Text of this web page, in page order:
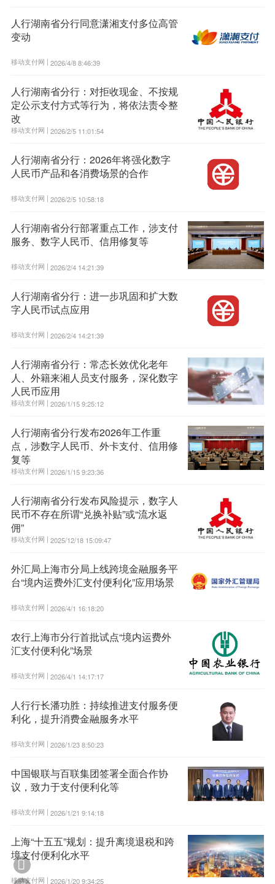
人行湖南省分行同意潇湘支付多位高管
变动
移动支付网 | 2026/4/8 8:46:39
人行湖南省分行：对拒收现金、不按规
定公示支付方式等行为，将依法责令整
改
移动支付网 | 2026/2/5 11:01:54
人行湖南省分行：2026年将强化数字
人民币产品和各消费场景的合作
移动支付网 | 2026/2/5 10:58:18
人行湖南省分行部署重点工作，涉支付
服务、数字人民币、信用修复等
移动支付网 | 2026/2/4 14:21:39
人行湖南省分行：进一步巩固和扩大数
字人民币试点应用
移动支付网 | 2026/2/4 14:21:39
人行湖南省分行：常态长效优化老年
人、外籍来湘人员支付服务，深化数字
人民币应用
移动支付网 | 2026/1/15 9:25:12
人行湖南省分行发布2026年工作重
点，涉数字人民币、外卡支付、信用修
复等
移动支付网 | 2026/1/15 9:23:36
人行湖南省分行发布风险提示，数字人
民币不存在所谓“兑换补贴”或“流水返
佣”
移动支付网 | 2025/12/18 15:09:47
外汇局上海市分局上线跨境金融服务平
台“境内运费外汇支付便利化”应用场景
移动支付网 | 2026/4/1 16:18:20
农行上海市分行首批试点“境内运费外
汇支付便利化”场景
移动支付网 | 2026/4/1 14:17:17
人行行长潘功胜：持续推进支付服务便
利化，提升消费金融服务水平
移动支付网 | 2026/1/23 8:50:23
中国银联与百联集团签署全面合作协
议，致力于支付便利化等
移动支付网 | 2026/1/21 9:14:18
上海“十五五”规划：提升离境退税和跨
境支付便利化水平
移动支付网 | 2026/1/20 9:34:25
